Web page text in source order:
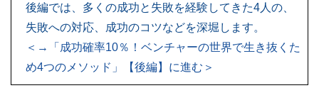
後編では、多くの成功と失敗を経験してきた4人の、
失敗への対応、成功のコツなどを深堀します。
＜→「成功確率10％！ベンチャーの世界で生き抜くた
め4つのメソッド」【後編】に進む＞